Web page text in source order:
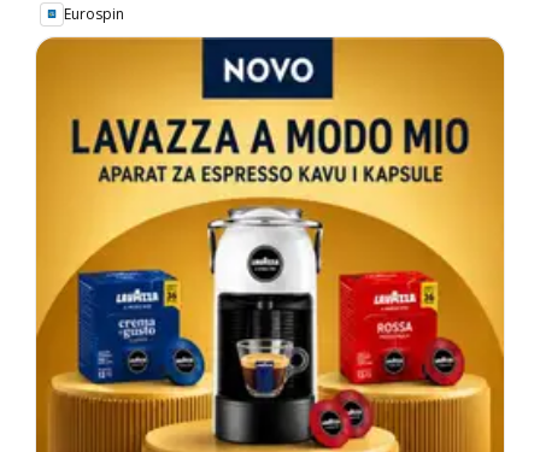
Eurospin